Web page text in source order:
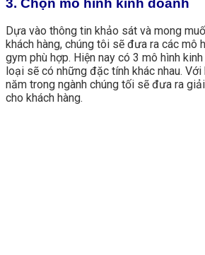
3. Chọn mô hình kinh doanh
Dựa vào thông tin khảo sát và mong
khách hàng, chúng tôi sẽ đưa ra các mô
gym phù hợp. Hiện nay có 3 mô hình
loại sẽ có những đặc tính khác nhau.
năm trong ngành chúng tối sẽ đưa ra
cho khách hàng.